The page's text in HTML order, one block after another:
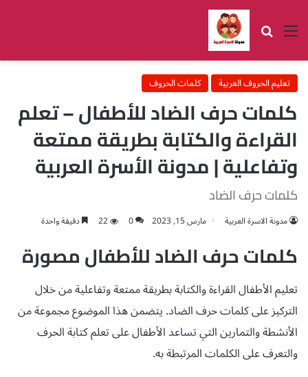
القائمة بحث عن
تعليم الحروف العربية كلمات الحروف
كلمات حرف الضاد للأطفال – تعلم
القراءة والكتابة بطريقة ممتعة
وتفاعلية | مدونة الأسرة العربية
كلمات حرف الضاد
مدونة الاسرة العربية مارس 15, 2023 0
22 دقيقة واحدة
كلمات حرف الضاد للأطفال مصورة
تعليم الأطفال القراءة والكتابة بطريقة ممتعة وتفاعلية من خلال
التركيز على كلمات حرف الضاد. يتضمن هذا الموضوع مجموعة من
الأنشطة والتمارين التي تساعد الأطفال على تعلم كتابة الحرف
والتعرف على الكلمات المرتبطة به.